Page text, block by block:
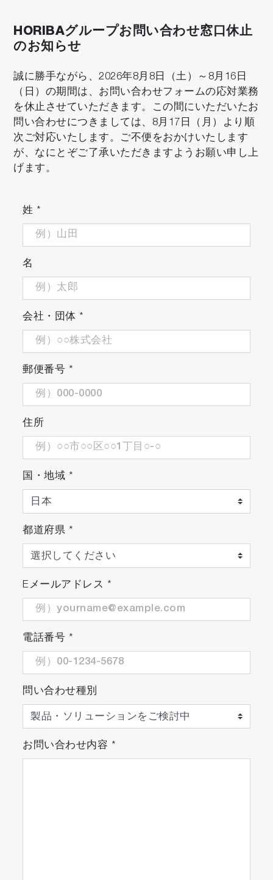
HORIBAグループお問い合わせ窓口休止
のお知らせ
誠に勝手ながら、2026年8月8日（土）～8月16日
（日）の期間は、お問い合わせフォームの応対業務
を休止させていただきます。この間にいただいたお
問い合わせにつきましては、8月17日（月）より順
次ご対応いたします。ご不便をおかけいたします
が、なにとぞご了承いただきますようお願い申し上
げます。
姓 *
名
会社・団体 *
郵便番号 *
住所
国・地域 *
都道府県 *
Eメールアドレス *
電話番号 *
問い合わせ種別
お問い合わせ内容 *